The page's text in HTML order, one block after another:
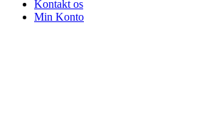
Kontakt os
Min Konto